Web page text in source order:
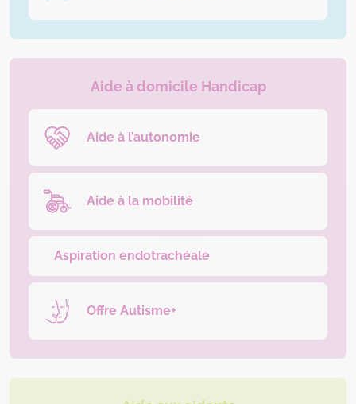
Aide à domicile Handicap
Aide à l’autonomie
Aide à la mobilité
Aspiration endotrachéale
Offre Autisme+